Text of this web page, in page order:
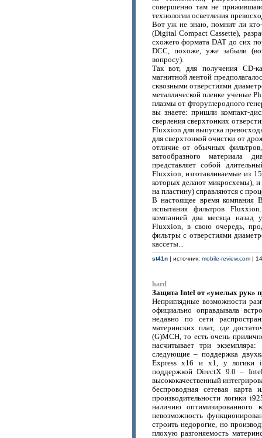
совершенно там не
технологии осветления
Вот уж не знаю, помнит ли
(Digital Compact Cassette),
схожего формата DAT до сих
DCC, похоже, уже забыли
вопросу).
Так вот, для получения CD-
магнитной лентой
сквозными отверстиями
металлической пленке ученые
плазмы от фторуглеродного
вы знаете: пришли компакт-
сверления сверхтонких
Fluxxion для выпуска
для сверхтонкой очистки от
отличие от обычных
ватообразного материала
представляет собой
Fluxxion, изготавливаемые из
которых делают микросхемы),
на пластину) справляются с
В настоящее время компания
испытания фильтров
компанией два месяца
Fluxxion, в свою очередь,
фильтры с отверстиями
кассеты...
st41n| источник: mobile-review.com|
hard
Защита Intel от «умелых рук»
Неприглядные возможности
официально оправдывала
недавно по сети
материнских плат, где
(G)MCH, то есть очень
насчитывает три
следующие – поддержка
Express x16 и x1, у логики
поддержкой DirectX 9.0 –
высококачественный
беспроводная сетевая
производительности логики
наличию
невозможность
строить недорогие, но
плохую разгоняемость